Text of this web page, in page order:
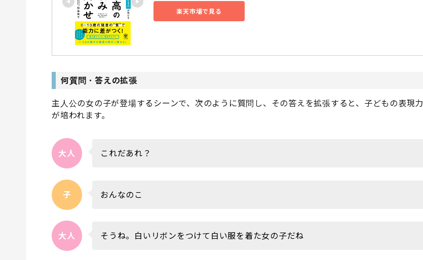
楽天市場で見る
何質問・答えの拡張
主人公の女の子が登場するシーンで、次のように質問し、その答えを拡張すると、子どもの表現力
が培われます。
大人 これだあれ？
子 おんなのこ
大人 そうね。白いリボンをつけて白い服を着た女の子だね